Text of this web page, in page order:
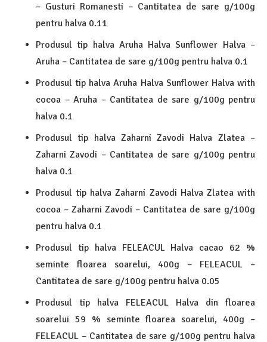
– Gusturi Romanesti – Cantitatea de sare g/100g
pentru halva 0.11
Produsul tip halva Aruha Halva Sunflower Halva –
Aruha – Cantitatea de sare g/100g pentru halva 0.1
Produsul tip halva Aruha Halva Sunflower Halva with
cocoa – Aruha – Cantitatea de sare g/100g pentru
halva 0.1
Produsul tip halva Zaharni Zavodi Halva Zlatea –
Zaharni Zavodi – Cantitatea de sare g/100g pentru
halva 0.1
Produsul tip halva Zaharni Zavodi Halva Zlatea with
cocoa – Zaharni Zavodi – Cantitatea de sare g/100g
pentru halva 0.1
Produsul tip halva FELEACUL Halva cacao 62 %
seminte floarea soarelui, 400g – FELEACUL –
Cantitatea de sare g/100g pentru halva 0.05
Produsul tip halva FELEACUL Halva din floarea
soarelui 59 % seminte floarea soarelui, 400g –
FELEACUL – Cantitatea de sare g/100g pentru halva